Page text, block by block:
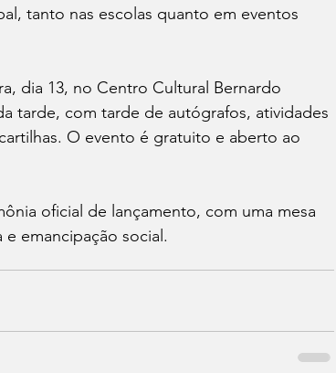
tanto nas escolas quanto em eventos
dia 13, no Centro Cultural Bernardo
tarde, com tarde de autógrafos, atividades
O evento é gratuito e aberto ao
oficial de lançamento, com uma mesa
emancipação social.